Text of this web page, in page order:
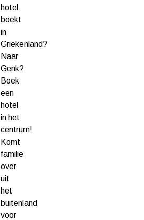
hotel
boekt
in
Griekenland?
Naar
Genk?
Boek
een
hotel
in het
centrum!
Komt
familie
over
uit
het
buitenland
voor